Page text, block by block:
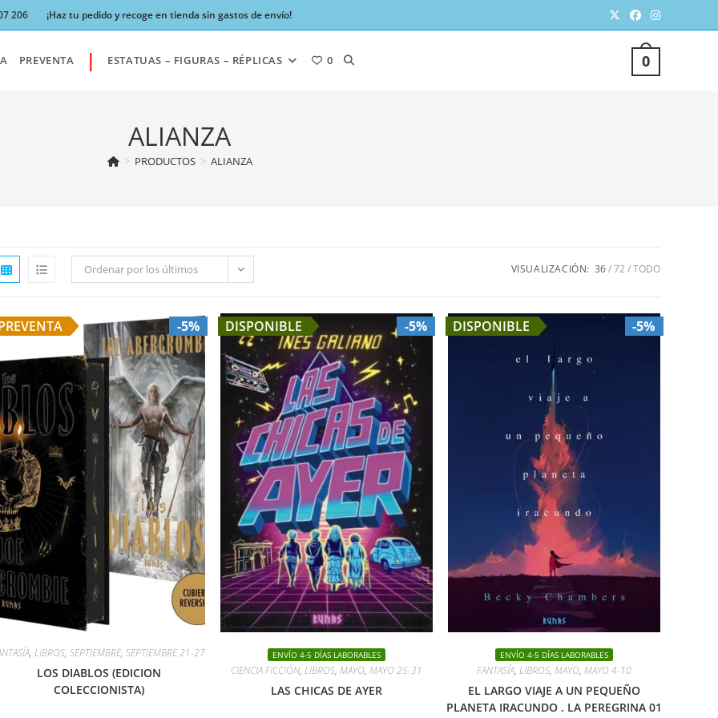
206 ¡Haz tu pedido y recoge en tienda sin gastos de envío!
0
PREVENTA | ESTATUAS – FIGURAS – RÉPLICAS 0 ALTERNAR
ALIANZA
> PRODUCTOS > ALIANZA
Ordenar por los últimos VISUALIZACIÓN: 36 72 TODO
-5%
,LIBROS,SEPTIEMBRE,SEPTIEMBRE 21-27
LOS DIABLOS (EDICION
COLECCIONISTA)
DISPONIBLE -5%
ENVÍO 4-5 DÍAS LABORABLES
CIENCIA FICCIÓN, LIBROS, MAYO, MAYO 25-31
LAS CHICAS DE AYER
DISPONIBLE -5%
ENVÍO 4-5 DÍAS LABORABLES
FANTASÍA,LIBROS,MAYO,MAYO 4-10
EL LARGO VIAJE A UN PEQUEÑO
PLANETA IRACUNDO . LA PEREGRINA 01